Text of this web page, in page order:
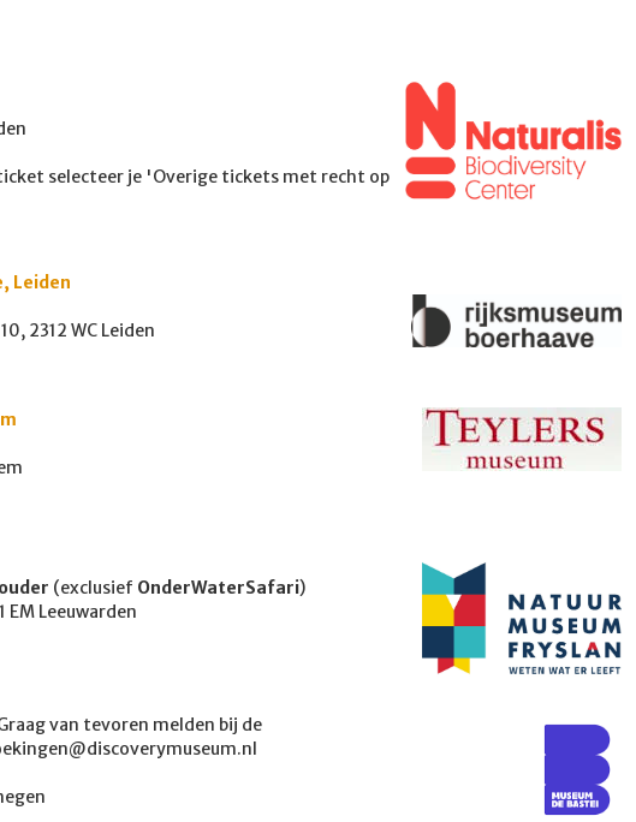
selecteer je 'Overige tickets met recht op
Leiden
2312 WC Leiden
(exclusief OnderWaterSafari)
EM Leeuwarden
van tevoren melden bij de